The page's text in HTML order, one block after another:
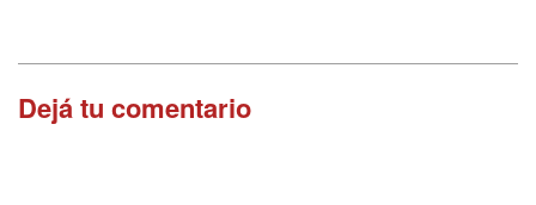
Dejá tu comentario